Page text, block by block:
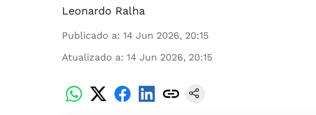
Leonardo Ralha
Publicado a: 14 Jun 2026, 20:15
Atualizado a: 14 Jun 2026, 20:15